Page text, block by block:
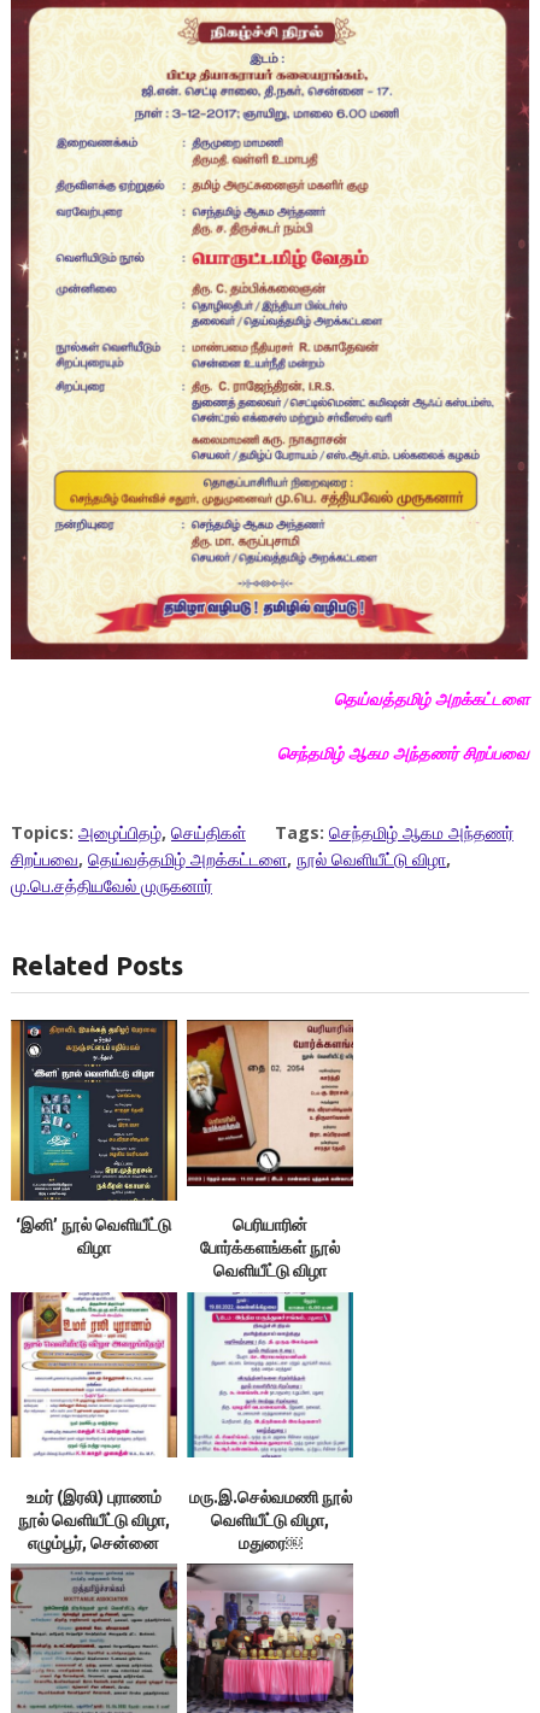
தெய்வத்தமிழ் அறக்கட்டளை
செந்தமிழ் ஆகம அந்தணர் சிறப்பவை
Topics: அழைப்பிதழ், செய்திகள் Tags: செந்தமிழ் ஆகம அந்தணர்
சிறப்பவை, தெய்வத்தமிழ் அறக்கட்டளை, நூல் வெளியீட்டு விழா,
மு.பெ.சத்தியவேல் முருகனார்
Related Posts
‘இனி’ நூல் வெளியீட்டு
விழா
பெரியாரின்
போர்க்களங்கள் நூல்
வெளியீட்டு விழா
உமர் (இரலி) புராணம்
நூல் வெளியீட்டு விழா,
எழும்பூர், சென்னை
மரு.இ.செல்வமணி நூல்
வெளியீட்டு விழா,
மதுரை￼